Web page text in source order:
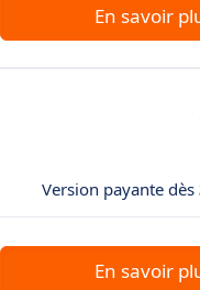
En savoir
Version payante dès
En savoir